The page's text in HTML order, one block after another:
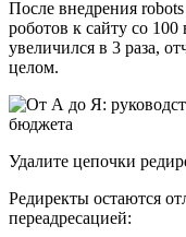
После внедрения
роботов к сайту со
увеличился в 3 раза,
целом.
Удалите цепочки
Редиректы остаются
переадресацией: